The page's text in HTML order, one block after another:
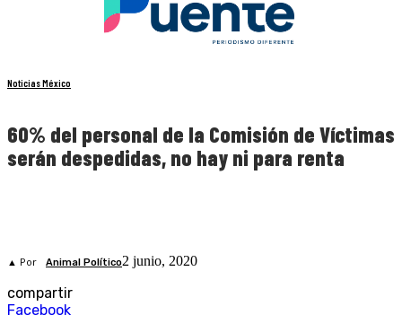
Noticias México
60% del personal de la Comisión de Víctimas
serán despedidas, no hay ni para renta
▲ Por Animal Político2 junio, 2020
compartir
Facebook